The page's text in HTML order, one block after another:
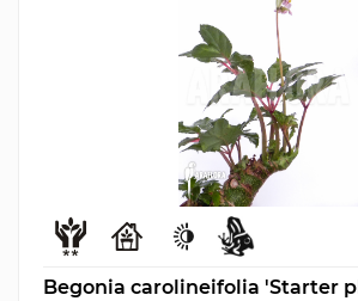
Begonia carolineifolia 'Starter